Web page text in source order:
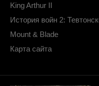
King Arthur II
История войн 2:
Mount & Blade
Карта сайта